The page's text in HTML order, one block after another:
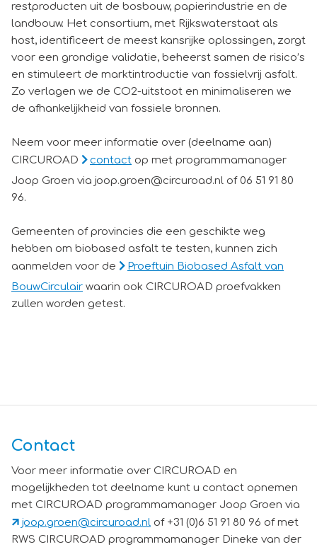
restproducten uit de bosbouw, papierindustrie en de
landbouw. Het consortium, met Rijkswaterstaat als
host, identificeert de meest kansrijke oplossingen, zorgt
voor een grondige validatie, beheerst samen de risico’s
en stimuleert de marktintroductie van fossielvrij asfalt.
Zo verlagen we de CO2-uitstoot en minimaliseren we
de afhankelijkheid van fossiele bronnen.
Neem voor meer informatie over (deelname aan)
CIRCUROAD
contact op met programmamanager
Joop Groen via joop.groen@circuroad.nl of 06 51 91 80
96.
Gemeenten of provincies die een geschikte weg
hebben om biobased asfalt te testen, kunnen zich
aanmelden voor de
Proeftuin Biobased Asfalt van
BouwCirculair waarin ook CIRCUROAD proefvakken
zullen worden getest.
Contact
Voor meer informatie over CIRCUROAD en
mogelijkheden tot deelname kunt u contact opnemen
met CIRCUROAD programmamanager Joop Groen via
joop.groen@circuroad.nl of +31 (0)6 51 91 80 96 of met
RWS CIRCUROAD programmamanager Dineke van der